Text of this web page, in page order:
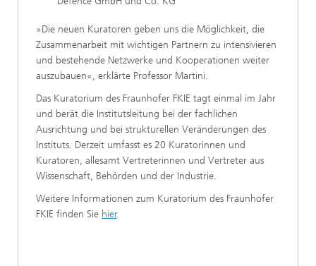
»Die neuen Kuratoren geben uns die Möglichkeit, die
Zusammenarbeit mit wichtigen Partnern zu intensivieren
und bestehende Netzwerke und Kooperationen weiter
auszubauen«, erklärte Professor Martini.
Das Kuratorium des Fraunhofer FKIE tagt einmal im Jahr
und berät die Institutsleitung bei der fachlichen
Ausrichtung und bei strukturellen Veränderungen des
Instituts. Derzeit umfasst es 20 Kuratorinnen und
Kuratoren, allesamt Vertreterinnen und Vertreter aus
Wissenschaft, Behörden und der Industrie.
Weitere Informationen zum Kuratorium des Fraunhofer
FKIE finden Sie hier.